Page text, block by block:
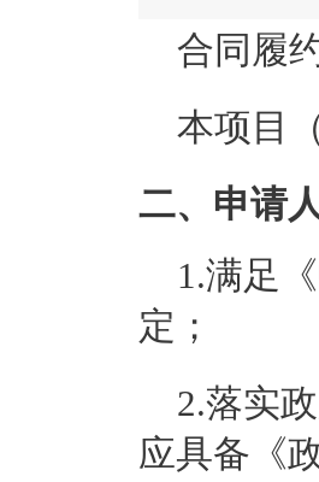
合同履
本项目（
二、申请
1.满足
定；
2.落实
应具备《